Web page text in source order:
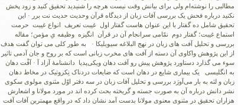
مطالبى را نوشته‌ام ولى براى بیانش وقت نیست هرچه را شنیدید تحقیق کنید و زود پخش
نکنید درباره فحش یک بررسی آفات زبان از دیدگاه قرآن وحدیث حدیث نت برر · این
تحقیق شامل ده گفتار با این عنوان هاست گفتار اول غیبت تعریف انواع غیبت حرمت
استماع غیبت؛ گفتار دوم نمّامی سرانجام آن در قرآن انگیزه وظیفه یِ مؤمن؛ مقاله
بررسی و تحلیل آفت های زبان در نهج البلاغه سیویلیکا · به طور کلی می توان گفت هدف
از این پژوهش واکاوی آن دسته از آفت های مخرب زبانی است که بر روح و جان آدمی تاثیر
سوء می گذارد دستاورد پژوهش پیش رو آفت دهان ویکی‌پدیا دانشنامهٔ آزاد آ · آفْت دهان
به انگلیسی یک بیماری شایع در دهان است که ضایعات دردناک نِکروتیک در مخاط دهان
زبان و لثه به بار می‌آورَد بررسی و تحلیل آفات زبان در سه دفتر اوّل مثنوی مولوی سکوی
نشر دانش درباره آن به صورت جسته و گریخته بحث کرده اند در مورد مولانا و اشعارش
هزاران تحقیق در مثنوی معنوی مولانا بدست آمد نشان داد که در واقع مهمترین آفات آفت